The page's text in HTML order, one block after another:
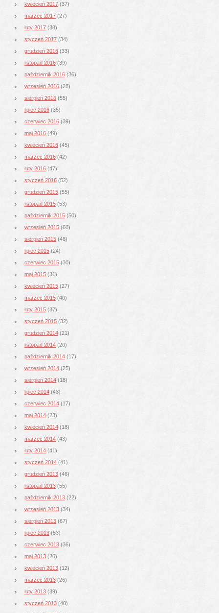
kwiecień 2017 (37)
marzec 2017 (27)
luty 2017 (38)
styczeń 2017 (34)
grudzień 2016 (33)
listopad 2016 (39)
październik 2016 (36)
wrzesień 2016 (28)
sierpień 2016 (55)
lipiec 2016 (35)
czerwiec 2016 (39)
maj 2016 (49)
kwiecień 2016 (45)
marzec 2016 (42)
luty 2016 (47)
styczeń 2016 (52)
grudzień 2015 (55)
listopad 2015 (53)
październik 2015 (50)
wrzesień 2015 (60)
sierpień 2015 (46)
lipiec 2015 (24)
czerwiec 2015 (30)
maj 2015 (31)
kwiecień 2015 (27)
marzec 2015 (40)
luty 2015 (37)
styczeń 2015 (32)
grudzień 2014 (21)
listopad 2014 (20)
październik 2014 (17)
wrzesień 2014 (25)
sierpień 2014 (18)
lipiec 2014 (43)
czerwiec 2014 (17)
maj 2014 (23)
kwiecień 2014 (18)
marzec 2014 (43)
luty 2014 (41)
styczeń 2014 (41)
grudzień 2013 (46)
listopad 2013 (55)
październik 2013 (22)
wrzesień 2013 (34)
sierpień 2013 (67)
lipiec 2013 (53)
czerwiec 2013 (36)
maj 2013 (26)
kwiecień 2013 (12)
marzec 2013 (26)
luty 2013 (39)
styczeń 2013 (40)